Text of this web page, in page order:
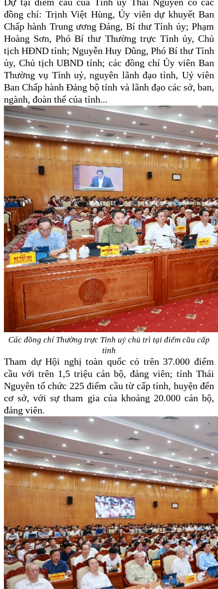
Dự tại điểm cầu của Tỉnh ủy Thái Nguyên có các
đồng chí: Trịnh Việt Hùng, Ủy viên dự khuyết Ban
Chấp hành Trung ương Đảng, Bí thư Tỉnh ủy; Phạm
Hoàng Sơn, Phó Bí thư Thường trực Tỉnh ủy, Chủ
tịch HĐND tỉnh; Nguyễn Huy Dũng, Phó Bí thư Tỉnh
ủy, Chủ tịch UBND tỉnh; các đồng chí Ủy viên Ban
Thường vụ Tỉnh uỷ, nguyên lãnh đạo tỉnh, Uỷ viên
Ban Chấp hành Đảng bộ tỉnh và lãnh đạocác sở, ban,
ngành, đoàn thể của tỉnh...
Các đồng chí Thường trực Tỉnh uỷ chủ trì tại điểm cầu cấp
tỉnh
Tham dự Hội nghị toàn quốc có trên 37.000điểm
cầu với trên 1,5 triệu cán bộ, đảng viên; tỉnh Thái
Nguyên tổ chức 225 điểm cầu từ cấp tỉnh, huyện đến
cơ sở, với sự tham gia của khoảng 20.000 cán bộ,
đảng viên.